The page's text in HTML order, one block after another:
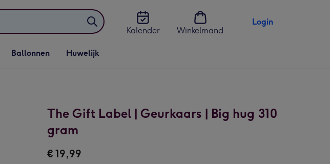
Kalender
Winkelmand
Login
Vervolgkeuzelijst
Ballonnen openen
Ballonnen
Vervolgkeuzelijst
Huwelijk openen
Huwelijk
The Gift Label | Geurkaars | Big hug 310
gram
€ 19,99